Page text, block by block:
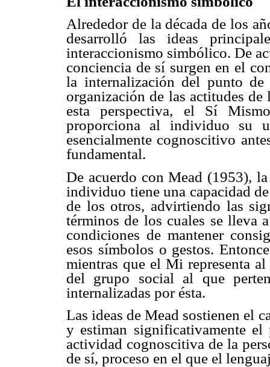
Alrededor de la década de los
desarrolló las ideas
interaccionismo simbólico. De
conciencia de sí surgen en el
la internalización del punto
organización de las actitudes
esta perspectiva, el Sí
proporciona al individuo su
esencialmente cognoscitivo
fundamental.
De acuerdo con Mead (1953),
individuo tiene una capacidad
de los otros, advirtiendo las
términos de los cuales se lleva
condiciones de mantener
esos símbolos o gestos.
mientras que el Mi representa
del grupo social al que
internalizadas por ésta.
Las ideas de Mead sostienen el
y estiman significativamente
actividad cognoscitiva de la
de sí, proceso en el que el